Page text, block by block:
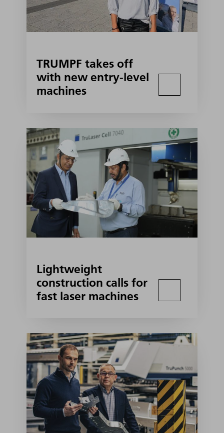
TRUMPF takes off
with new entry-level
machines
Lightweight
construction calls for
fast laser machines